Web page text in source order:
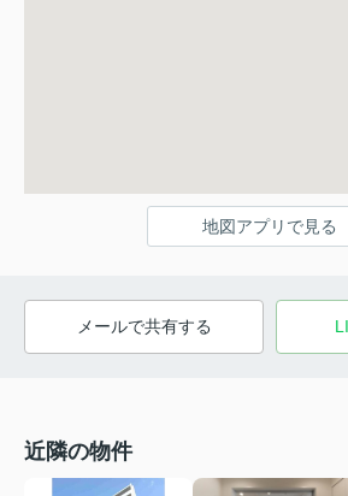
地図アプリで見る
メールで共有する
近隣の物件